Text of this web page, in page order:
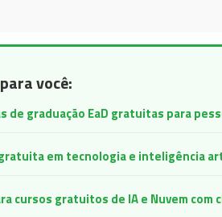
você:
graduação EaD gratuitas para
em tecnologia e inteligência
cursos gratuitos de IA e Nuvem com